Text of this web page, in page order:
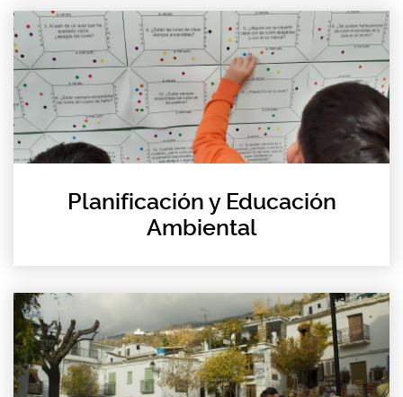
Planificación y Educación
Ambiental